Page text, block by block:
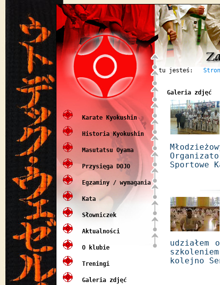
Karate Kyokushin
Historia Kyokushin
Masutatsu Oyama
Przysięga DOJO
Egzaminy / wymagania
Kata
Słowniczek
Aktualności
O klubie
Treningi
Galeria zdjęć
tu jesteś:
Galeria zdjęć
Sportowe
udziałem
kolejno